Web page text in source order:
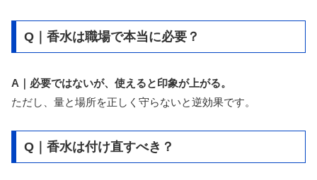
Q｜香水は職場で本当に必要？
A｜必要ではないが、使えると印象が上がる。
ただし、量と場所を正しく守らないと逆効果です。
Q｜香水は付け直すべき？